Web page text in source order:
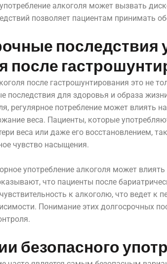
алкоголя может вызвать
позволяет пациентам принимать
последствия
после
после гастрошунтирования это не
последствия для здоровья и образа
регулярное потребление может влиять
веса. Пациенты, которые
веса или даже его восстановлением,
чувство насыщения.
употребление алкоголя может
что пациенты после
к алкоголю, что ведет к
Понимание этих долгосрочных
безопасного